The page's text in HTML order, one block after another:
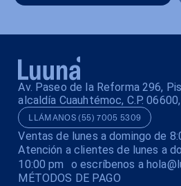
Av. Paseo de la Reforma 296,
alcaldía Cuauhtémoc, C.P.
LLÁMANOS (55) 7005 5309
Ventas de lunes a domingo de
Atención a clientes de lunes a
10:00 pm o escríbenos a
MÉTODOS DE PAGO